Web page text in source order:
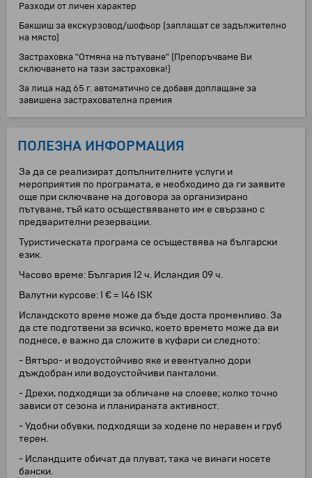
Разходи от личен характер
Бакшиш за екскурзовод/шофьор (заплащат се задължително
на място)
Застраховка "Отмяна на пътуване" (Препоръчваме Ви
сключването на тази застраховка!)
За лица над 65 г. автоматично се добавя доплащане за
завишена застрахователна премия
ПОЛЕЗНА ИНФОРМАЦИЯ
За да се реализират допълнителните услуги и
мероприятия по програмата, е необходимо да ги заявите
още при сключване на договора за организирано
пътуване, тъй като осъществяването им е свързано с
предварителни резервации.
Туристическата програма се осъществява на български
език.
Часово време: България 12 ч. Исландия 09 ч.
Валутни курсове: 1 € = 146 ISK
Исландското време може да бъде доста променливо. За
да сте подготвени за всичко, което времето може да ви
поднесе, е важно да сложите в куфари си следното:
- Вятъро- и водоустойчиво яке и евентуално дори
дъждобран или водоустойчиви панталони.
- Дрехи, подходящи за обличане на слоеве; колко точно
зависи от сезона и планираната активност.
- Удобни обувки, подходящи за ходене по неравен и груб
терен.
- Исландците обичат да плуват, така че винаги носете
бански.